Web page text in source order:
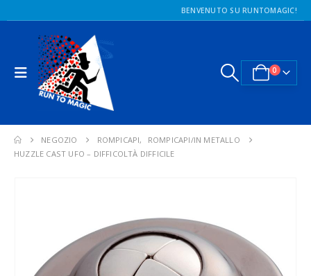
BENVENUTO SU RUNTOMAGIC!
0
NEGOZIO ROMPICAPI,
ROMPICAPI/IN METALLO
HUZZLE CAST UFO – DIFFICOLTÀ DIFFICILE